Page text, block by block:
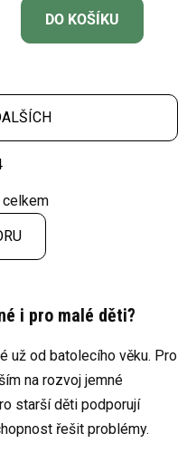
5,0
z
hvězdiček.
DO KOŠÍKU
i pro malé děti?
už od batolecího věku. Pro
na rozvoj jemné
starší děti podporují
řešit problémy.